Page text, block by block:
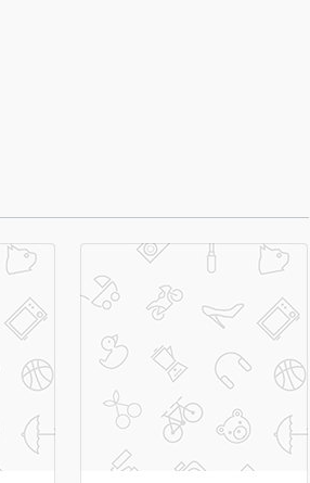
договорная цена